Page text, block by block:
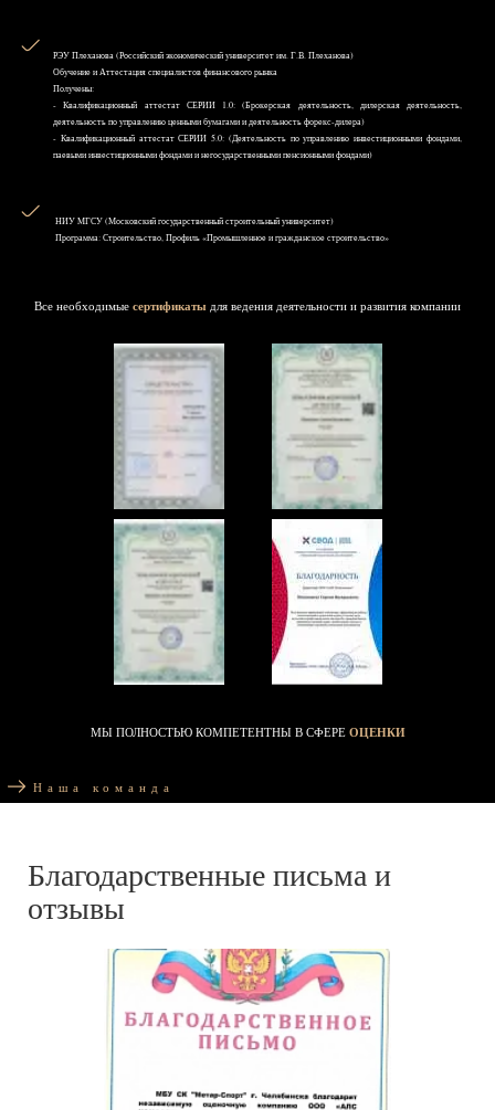
РЭУ Плеханова (Российский экономический университет им. Г.В. Плеханова)
Обучение и Аттестация специалистов финансового рынка
Получены:
- Квалификационный аттестат СЕРИИ 1.0: (Брокерская деятельность, дилерская деятельность,
деятельность по управлению ценными бумагами и деятельность форекс-дилера)
- Квалификационный аттестат СЕРИИ 5.0: (Деятельность по управлению инвестиционными фондами,
паевыми инвестиционными фондами и негосударственными пенсионными фондами)
НИУ MГСУ (Московский государственный строительный университет)
Программа: Строительство, Профиль «Промышленное и гражданское строительство»
Все необходимые сертификаты для ведения деятельности и развития компании
МЫ ПОЛНОСТЬЮ КОМПЕТЕНТНЫ В СФЕРЕ ОЦЕНКИ
Наша команда
Благодарственные письма и
отзывы